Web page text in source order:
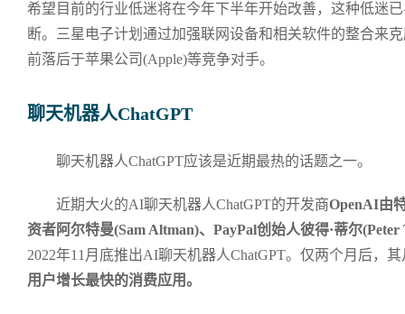
希望目前的行业低迷将在今年下半年开始改善，这种低迷
断。三星电子计划通过加强联网设备和相关软件的整合来
前落后于苹果公司(Apple)等竞争对手。
聊天机器人ChatGPT
聊天机器人ChatGPT应该是近期最热的话题之一。
近期大火的AI聊天机器人ChatGPT的开发商OpenAI由
资者阿尔特曼(Sam Altman)、PayPal创始人彼得·蒂尔
2022年11月底推出AI聊天机器人ChatGPT。仅两个月后，
用户增长最快的消费应用。